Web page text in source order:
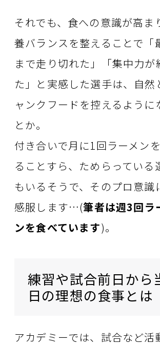
それでも、食への意識が高ま
養バランスを整えることで「
まで走り切れた」「集中力が
た」と実感した選手は、自然
ャンクフードを控えるように
とか。
付き合いで月に1回ラーメン
ることすら、ためらっている
もいるそうで、そのプロ意識
感服します…(筆者は週3回ラ
ンを食べています)。
練習や試合前日から
日の理想の食事とは
アカデミーでは、試合など活